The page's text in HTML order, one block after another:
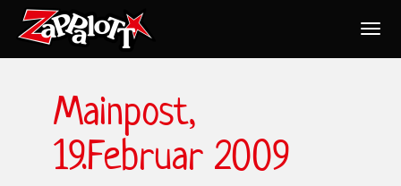
Mainpost,
19.Februar 2009